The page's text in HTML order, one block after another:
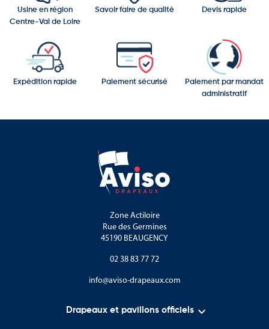
signaler clairement votre activité de location de vélos,
événementiel,
améliorer la visibilité d’un point de vente saisonnier ou très
fréquenté.
constitue un outil essentiel pour renforcer la communication de
Usine en région
Centre-Val de Loire
Savoir faire de qualité Devis rapide
Expédition rapide Paiement sécurisé
Paiement par mandat
administratif
Zone Actiloire
Rue des Germines
45190 BEAUGENCY
02 38 83 77 72
info@aviso-drapeaux.com
Drapeaux et pavillons officiels 